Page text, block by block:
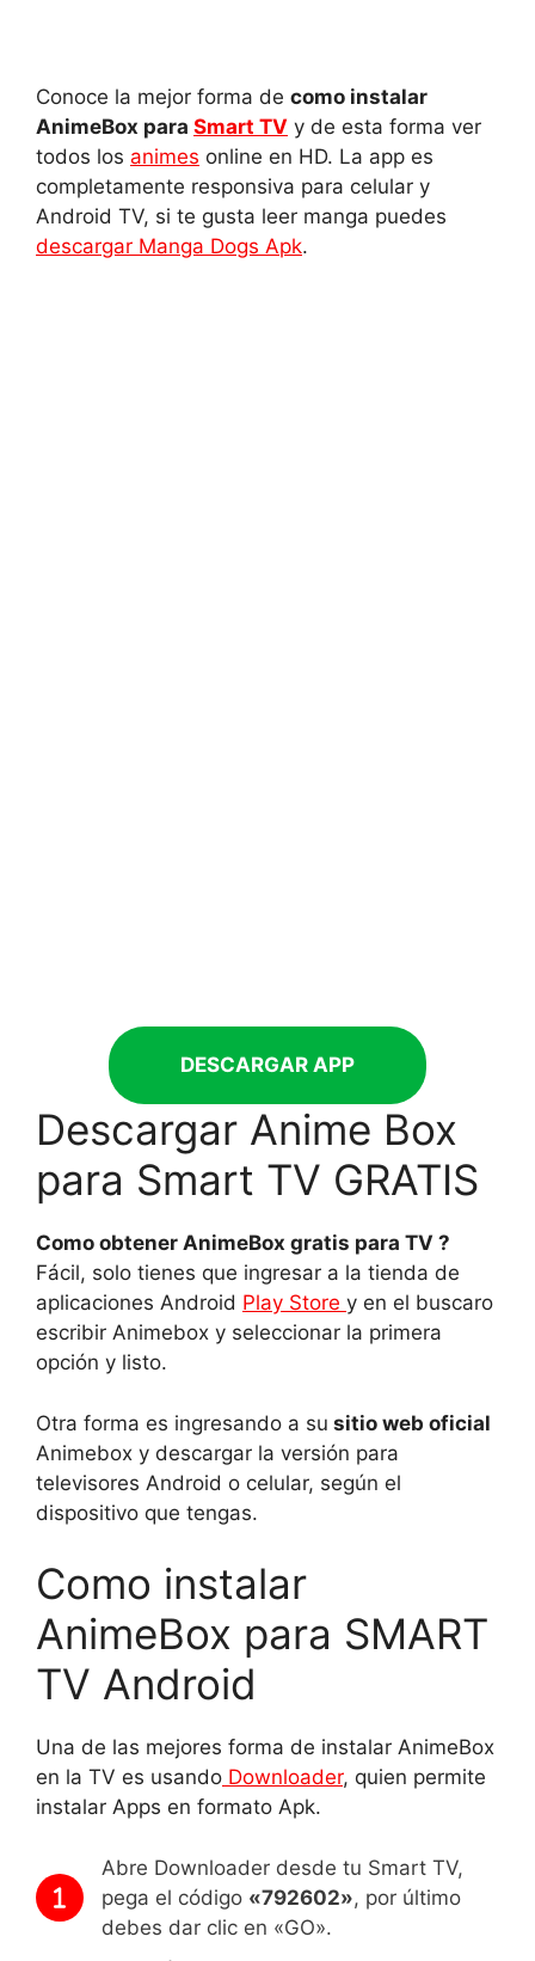
Conoce la mejor forma de como instalar
AnimeBox para Smart TV y de esta forma ver
todos los animes online en HD. La app es
completamente responsiva para celular y
Android TV, si te gusta leer manga puedes
descargar Manga Dogs Apk.
DESCARGAR APP
Descargar Anime Box
para Smart TV GRATIS
Como obtener AnimeBox gratis para TV ?
Fácil, solo tienes que ingresar a la tienda de
aplicaciones Android Play Store y en el buscaro
escribir Animebox y seleccionar la primera
opción y listo.
Otra forma es ingresando a su sitio web oficial
Animebox y descargar la versión para
televisores Android o celular, según el
dispositivo que tengas.
Como instalar
AnimeBox para SMART
TV Android
Una de las mejores forma de instalar AnimeBox
en la TV es usando Downloader, quien permite
instalar Apps en formato Apk.
Abre Downloader desde tu Smart TV,
pega el código «792602», por último
debes dar clic en «GO».